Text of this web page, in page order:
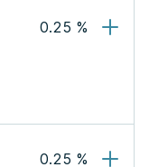
0.25 %
0.25 %